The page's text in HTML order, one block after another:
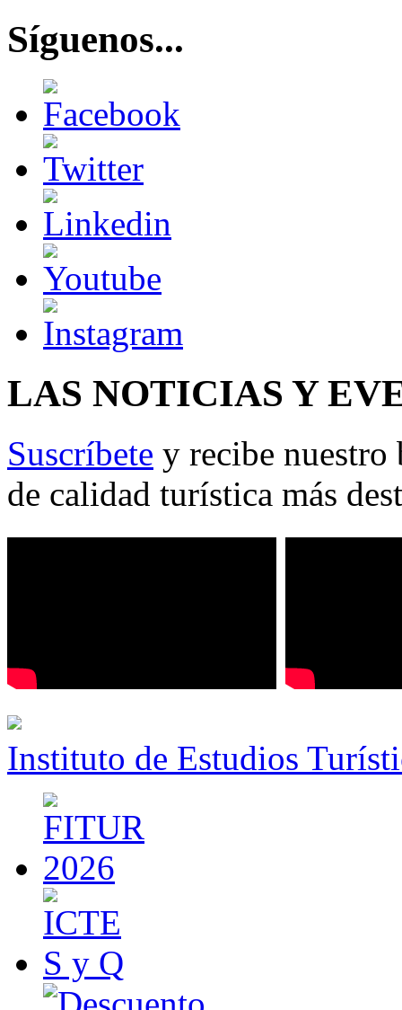
Síguenos...
LAS NOTICIAS Y
Suscríbete y recibe nuestro
de calidad turística más
Instituto de Estudios